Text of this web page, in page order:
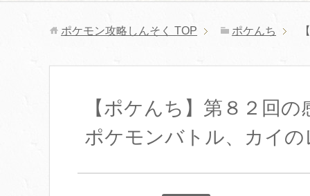
ポケモン攻略しんそく TOP ポケんち
【ポケんち】第８２回
ポケモンバトル、カイ